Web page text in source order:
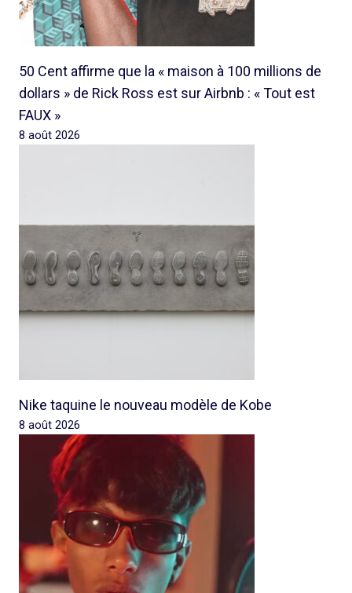
50 Cent affirme que la « maison à 100 millions de
dollars » de Rick Ross est sur Airbnb : « Tout est
FAUX »
8 août 2026
Nike taquine le nouveau modèle de Kobe
8 août 2026